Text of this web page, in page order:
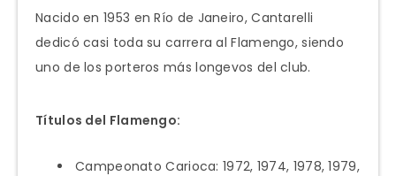
Nacido en 1953 en Río de Janeiro, Cantarelli
dedicó casi toda su carrera al Flamengo, siendo
uno de los porteros más longevos del club.
Títulos del Flamengo:
Campeonato Carioca: 1972, 1974, 1978, 1979,